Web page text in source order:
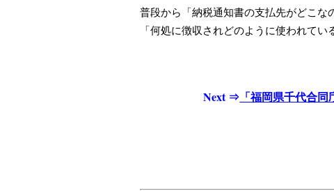
普段から「納税通知書の支払先がどこな
「何処に徴収されどのように使われて
Next ⇒ 「福岡県千代合